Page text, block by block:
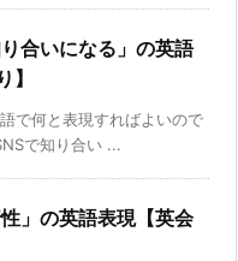
合いになる」の英語
で何と表現すればよいので
で知り合い ...
」の英語表現【英会